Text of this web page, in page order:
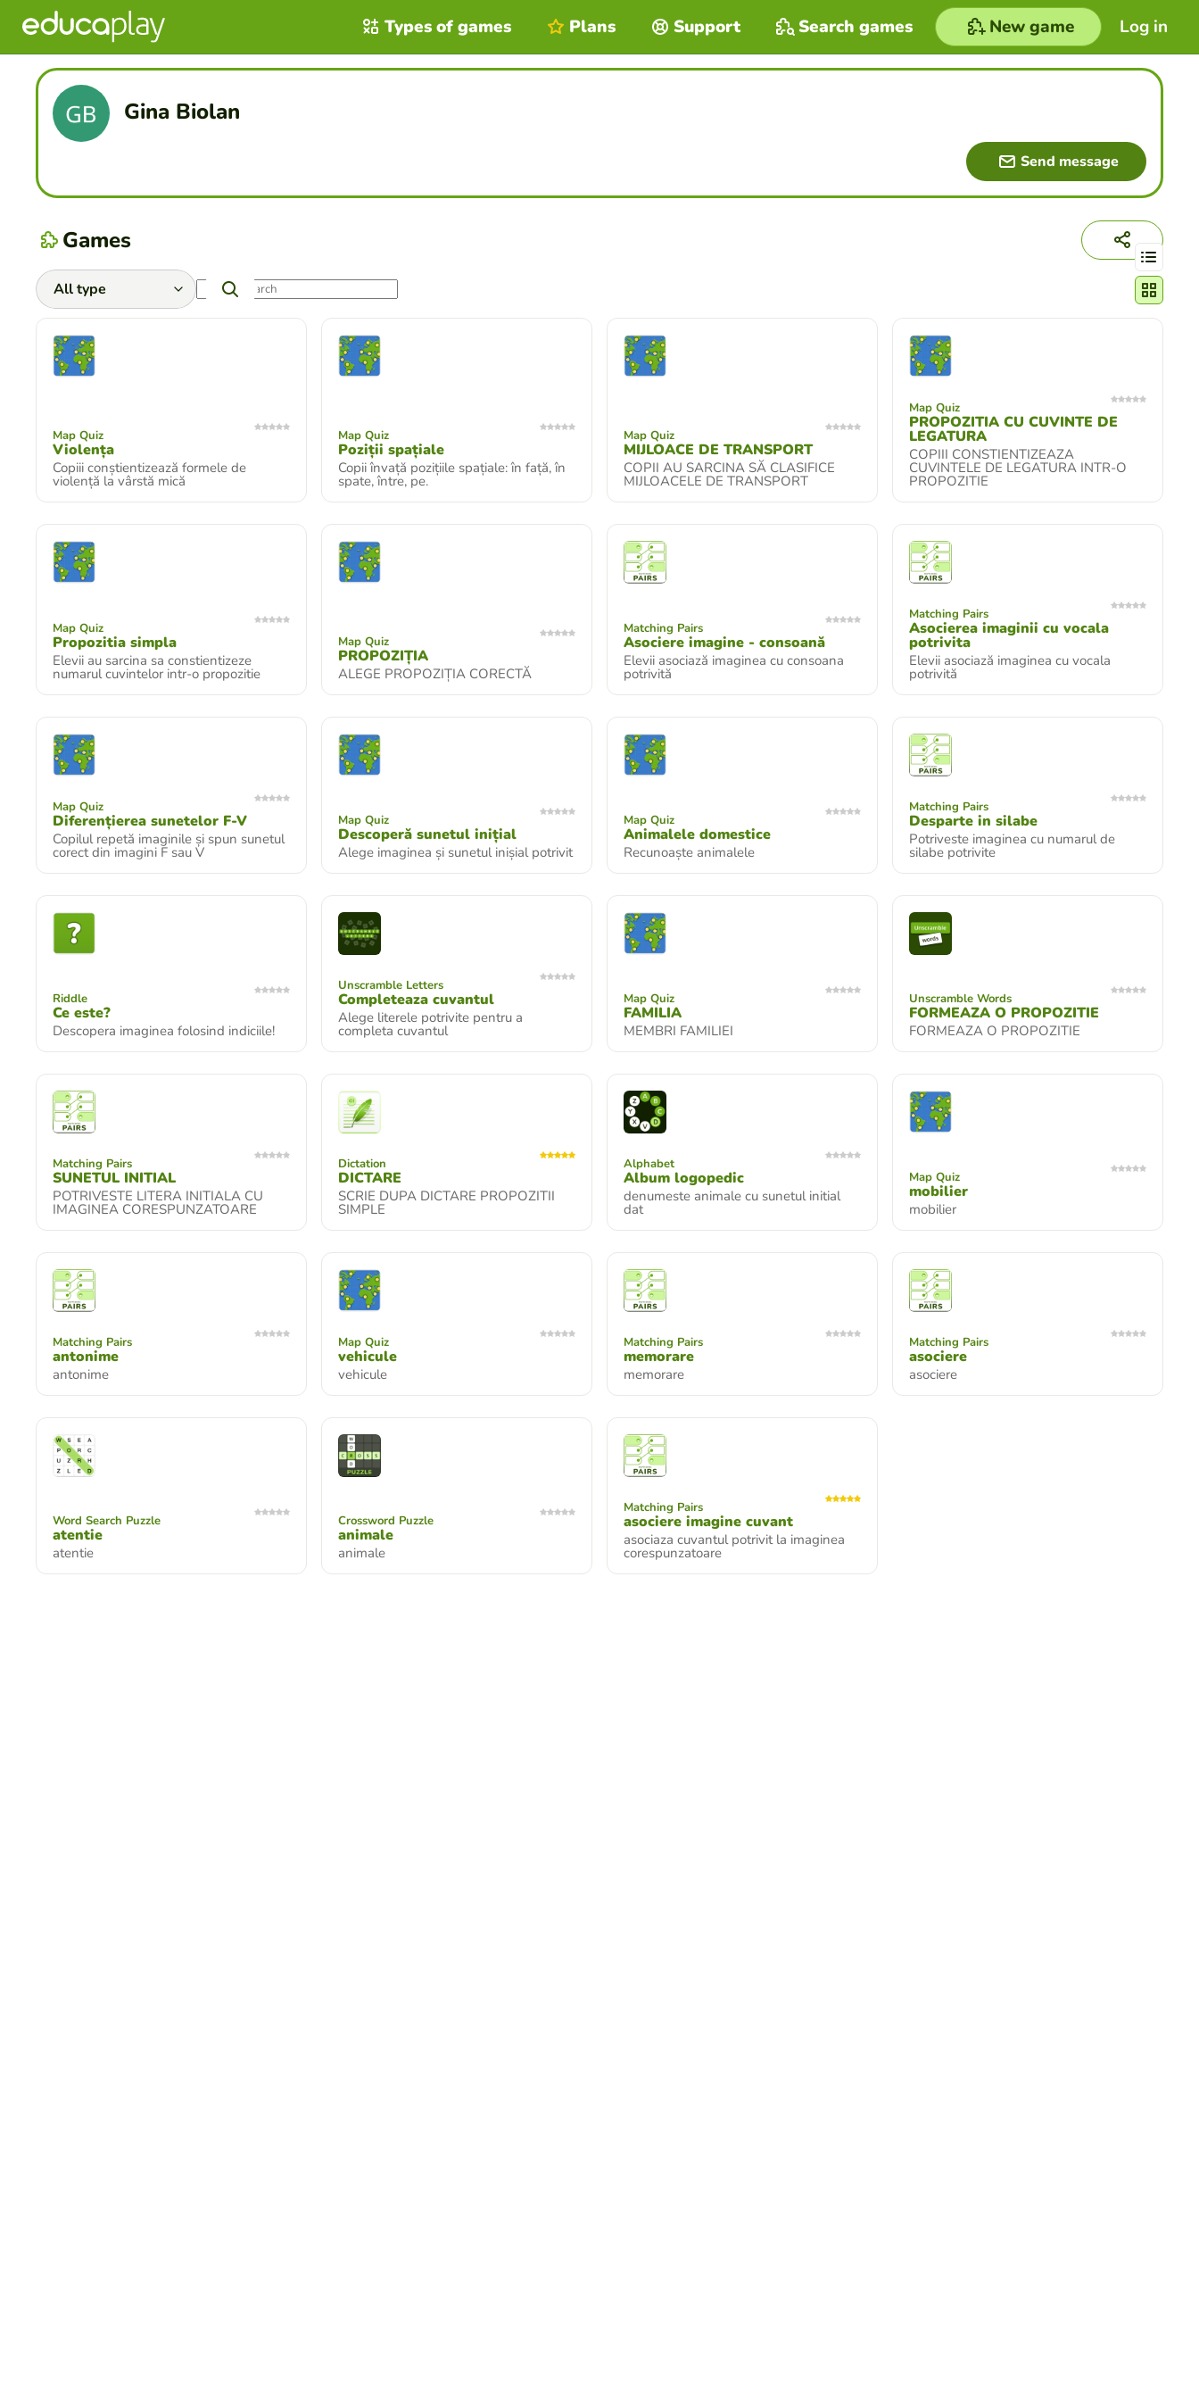
Log in
Types of games Plans Support Search games New game
Gina Biolan
Send message
Games Change
Map Quiz
Violența
Copiii conștientizează formele de
violență la vârstă mică
Map Quiz
Poziții spațiale
Copii învață pozițiile spațiale: în față, în
spate, între, pe.
Map Quiz
MIJLOACE DE TRANSPORT
COPII AU SARCINA SĂ CLASIFICE
MIJLOACELE DE TRANSPORT
Map Quiz
PROPOZITIA CU CUVINTE DE
LEGATURA
COPIII CONSTIENTIZEAZA
CUVINTELE DE LEGATURA INTR-O
PROPOZITIE
Map Quiz
Propozitia simpla
Elevii au sarcina sa constientizeze
numarul cuvintelor intr-o propozitie
Map Quiz
PROPOZIȚIA
ALEGE PROPOZIȚIA CORECTĂ
Matching Pairs
Asociere imagine - consoană
Elevii asociază imaginea cu consoana
potrivită
Matching Pairs
Asocierea imaginii cu vocala
potrivita
Elevii asociază imaginea cu vocala
potrivită
Map Quiz
Diferențierea sunetelor F-V
Copilul repetă imaginile și spun sunetul
corect din imagini F sau V
Map Quiz
Descoperă sunetul inițial
Alege imaginea și sunetul inișial potrivit
Map Quiz
Animalele domestice
Recunoaște animalele
Matching Pairs
Desparte in silabe
Potriveste imaginea cu numarul de
silabe potrivite
Riddle
Ce este?
Descopera imaginea folosind indiciile!
Unscramble Letters
Completeaza cuvantul
Alege literele potrivite pentru a
completa cuvantul
Map Quiz
FAMILIA
MEMBRI FAMILIEI
Unscramble Words
FORMEAZA O PROPOZITIE
FORMEAZA O PROPOZITIE
Matching Pairs
SUNETUL INITIAL
POTRIVESTE LITERA INITIALA CU
IMAGINEA CORESPUNZATOARE
Dictation
DICTARE
SCRIE DUPA DICTARE PROPOZITII
SIMPLE
Alphabet
Album logopedic
denumeste animale cu sunetul initial
dat
Map Quiz
mobilier
mobilier
Matching Pairs
antonime
antonime
Map Quiz
vehicule
vehicule
Matching Pairs
memorare
memorare
Matching Pairs
asociere
asociere
Word Search Puzzle
atentie
atentie
Crossword Puzzle
animale
animale
Matching Pairs
asociere imagine cuvant
asociaza cuvantul potrivit la imaginea
corespunzatoare